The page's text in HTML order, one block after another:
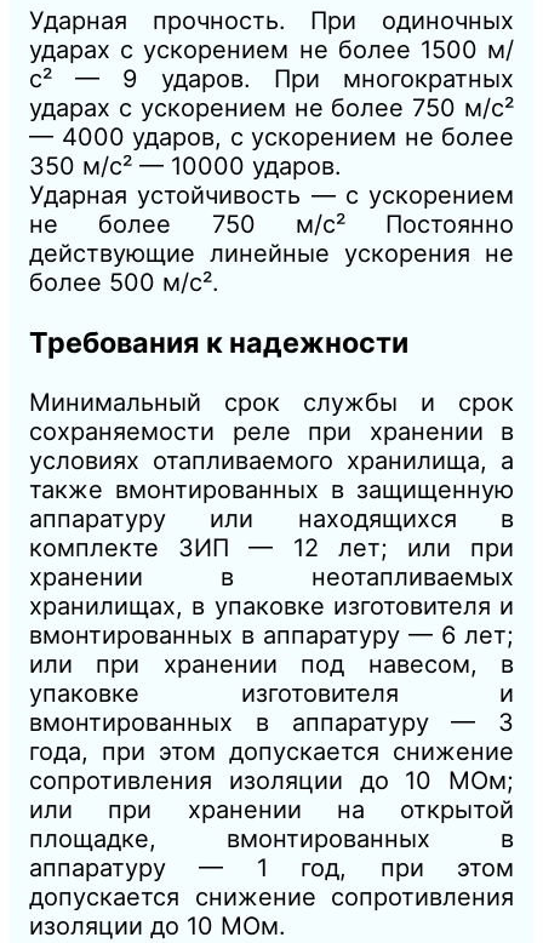
Ударная прочность. При одиночных
ударах с ускорением не более 1500 м/
с² — 9 ударов. При многократных
ударах с ускорением не более 750 м/с²
— 4000 ударов, с ускорением не более
350 м/с² — 10000 ударов.
Ударная устойчивость — с ускорением
не более 750 м/с² Постоянно
действующие линейные ускорения не
более 500 м/с².
Требования к надежности
Минимальный срок службы и срок
сохраняемости реле при хранении в
условиях отапливаемого хранилища, а
также вмонтированных в защищенную
аппаратуру или находящихся в
комплекте ЗИП — 12 лет; или при
хранении в неотапливаемых
хранилищах, в упаковке изготовителя и
вмонтированных в аппаратуру — 6 лет;
или при хранении под навесом, в
упаковке изготовителя и
вмонтированных в аппаратуру — 3
года, при этом допускается снижение
сопротивления изоляции до 10 МОм;
или при хранении на открытой
площадке, вмонтированных в
аппаратуру — 1 год, при этом
допускается снижение сопротивления
изоляции до 10 МОм.